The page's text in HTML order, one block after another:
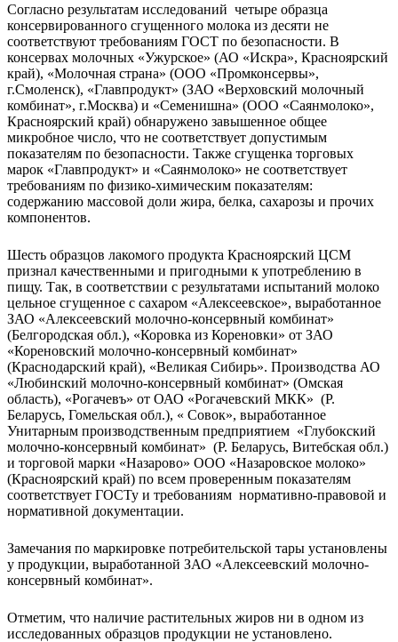
Согласно результатам исследований четыре образца
консервированного сгущенного молока из десяти не
соответствуют требованиям ГОСТ по безопасности. В
консервах молочных «Ужурское» (АО «Искра», Красноярский
край), «Молочная страна» (ООО «Промконсервы»,
г.Смоленск), «Главпродукт» (ЗАО «Верховский молочный
комбинат», г.Москва) и «Семенишна» (ООО «Саянмолоко»,
Красноярский край) обнаружено завышенное общее
микробное число, что не соответствует допустимым
показателям по безопасности. Также сгущенка торговых
марок «Главпродукт» и «Саянмолоко» не соответствует
требованиям по физико-химическим показателям:
содержанию массовой доли жира, белка, сахарозы и прочих
компонентов.
Шесть образцов лакомого продукта Красноярский ЦСМ
признал качественными и пригодными к употреблению в
пищу. Так, в соответствии с результатами испытаний молоко
цельное сгущенное с сахаром «Алексеевское», выработанное
ЗАО «Алексеевский молочно-консервный комбинат»
(Белгородская обл.), «Коровка из Кореновки» от ЗАО
«Кореновский молочно-консервный комбинат»
(Краснодарский край), «Великая Сибирь». Производства АО
«Любинский молочно-консервный комбинат» (Омская
область), «Рогачевъ» от ОАО «Рогачевский МКК» (Р.
Беларусь, Гомельская обл.), « Совок», выработанное
Унитарным производственным предприятием «Глубокский
молочно-консервный комбинат» (Р. Беларусь, Витебская обл.)
и торговой марки «Назарово» ООО «Назаровское молоко»
(Красноярский край) по всем проверенным показателям
соответствует ГОСТу и требованиям нормативно-правовой и
нормативной документации.
Замечания по маркировке потребительской тары установлены
у продукции, выработанной ЗАО «Алексеевский молочно-
консервный комбинат».
Отметим, что наличие растительных жиров ни в одном из
исследованных образцов продукции не установлено.